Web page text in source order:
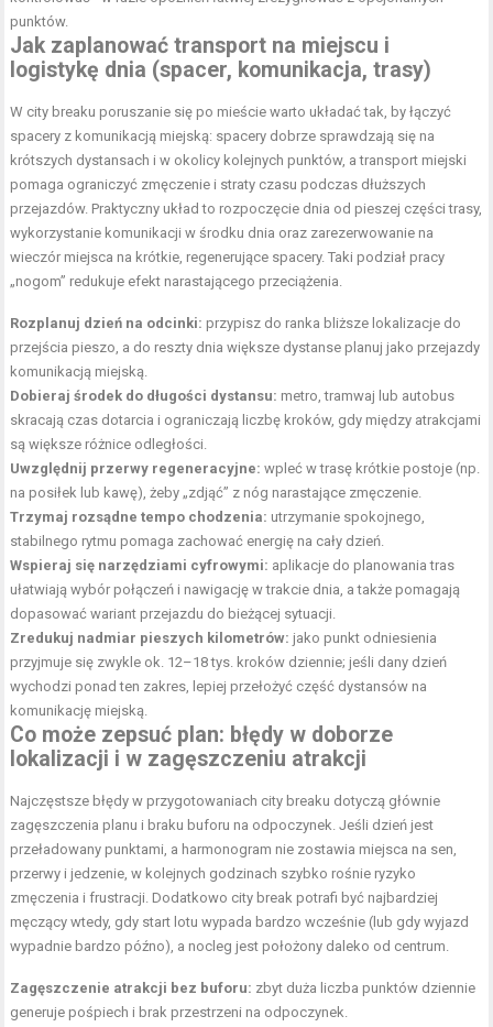
punktów.
Jak zaplanować transport na miejscu i
logistykę dnia (spacer, komunikacja, trasy)
W city breaku poruszanie się po mieście warto układać tak, by łączyć
spacery z komunikacją miejską: spacery dobrze sprawdzają się na
krótszych dystansach i w okolicy kolejnych punktów, a transport miejski
pomaga ograniczyć zmęczenie i straty czasu podczas dłuższych
przejazdów. Praktyczny układ to rozpoczęcie dnia od pieszej części trasy,
wykorzystanie komunikacji w środku dnia oraz zarezerwowanie na
wieczór miejsca na krótkie, regenerujące spacery. Taki podział pracy
„nogom” redukuje efekt narastającego przeciążenia.
Rozplanuj dzień na odcinki: przypisz do ranka bliższe lokalizacje do
przejścia pieszo, a do reszty dnia większe dystanse planuj jako przejazdy
komunikacją miejską.
Dobieraj środek do długości dystansu: metro, tramwaj lub autobus
skracają czas dotarcia i ograniczają liczbę kroków, gdy między atrakcjami
są większe różnice odległości.
Uwzględnij przerwy regeneracyjne: wpleć w trasę krótkie postoje (np.
na posiłek lub kawę), żeby „zdjąć” z nóg narastające zmęczenie.
Trzymaj rozsądne tempo chodzenia: utrzymanie spokojnego,
stabilnego rytmu pomaga zachować energię na cały dzień.
Wspieraj się narzędziami cyfrowymi: aplikacje do planowania tras
ułatwiają wybór połączeń i nawigację w trakcie dnia, a także pomagają
dopasować wariant przejazdu do bieżącej sytuacji.
Zredukuj nadmiar pieszych kilometrów: jako punkt odniesienia
przyjmuje się zwykle ok. 12–18 tys. kroków dziennie; jeśli dany dzień
wychodzi ponad ten zakres, lepiej przełożyć część dystansów na
komunikację miejską.
Co może zepsuć plan: błędy w doborze
lokalizacji i w zagęszczeniu atrakcji
Najczęstsze błędy w przygotowaniach city breaku dotyczą głównie
zagęszczenia planu i braku buforu na odpoczynek. Jeśli dzień jest
przeładowany punktami, a harmonogram nie zostawia miejsca na sen,
przerwy i jedzenie, w kolejnych godzinach szybko rośnie ryzyko
zmęczenia i frustracji. Dodatkowo city break potrafi być najbardziej
męczący wtedy, gdy start lotu wypada bardzo wcześnie (lub gdy wyjazd
wypadnie bardzo późno), a nocleg jest położony daleko od centrum.
Zagęszczenie atrakcji bez buforu: zbyt duża liczba punktów dziennie
generuje pośpiech i brak przestrzeni na odpoczynek.